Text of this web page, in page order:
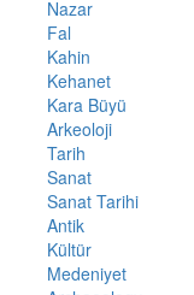
Nazar
Fal
Kahin
Kehanet
Kara Büyü
Arkeoloji
Tarih
Sanat
Sanat Tarihi
Antik
Kültür
Medeniyet